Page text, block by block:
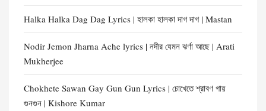
Halka Halka Dag Dag Lyrics | হালকা হালকা দাগ দাগ | Mastan
Nodir Jemon Jharna Ache lyrics | নদীর যেমন ঝর্ণা আছে | Arati
Mukherjee
Chokhete Sawan Gay Gun Gun Lyrics | চোখেতে শ্রাবণ গায়
গুনগুন | Kishore Kumar